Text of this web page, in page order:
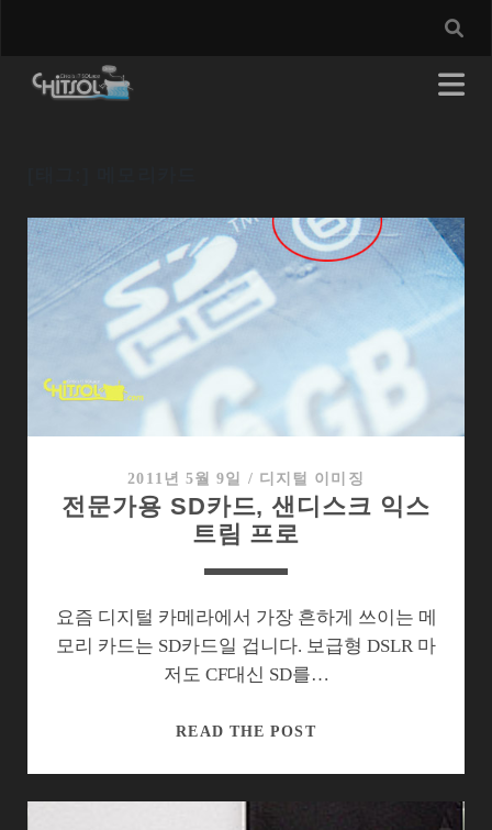
2011년 5월 9일 / 디지털 이미징
전문가용 SD카드, 샌디스크 익스
트림 프로
요즘 디지털 카메라에서 가장 흔하게 쓰이는 메
모리 카드는 SD카드일 겁니다. 보급형 DSLR 마
저도 CF대신 SD를…
READ THE POST전